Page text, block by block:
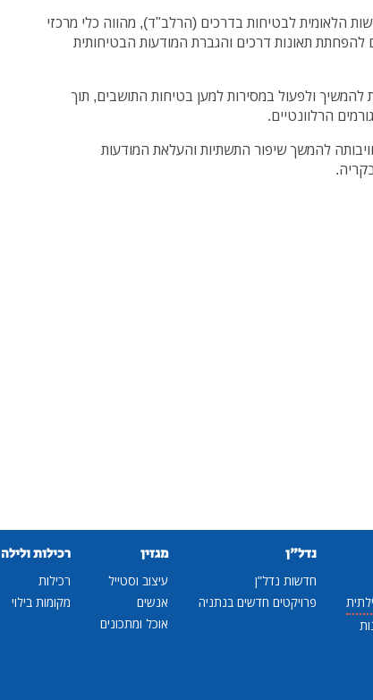
הלאומית לבטיחות בדרכים (הרלב"ד), מהווה כלי מרכזי
להפחתת תאונות דרכים והגברת המודעות הבטיחותית
ולפעול במסירות למען בטיחות התושבים, תוך
הרלוונטיים.
להמשך שיפור התשתיות והעלאת המודעות
נדל"ן
חדשות נדל"ן
פרויקטים חדשים בנתניה
מגזין
עיצוב וסטייל
אנשים
אוכל ומתכונים
רכילות ולילה
רכילות
מקומות בילוי